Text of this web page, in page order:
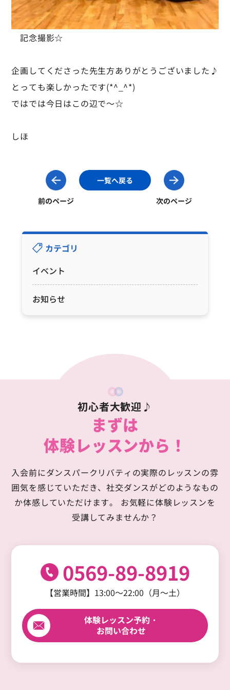
記念撮影☆
企画してくださった先生方ありがとうございました♪
とっても楽しかったです(*^_^*)
ではでは今日はこの辺で～☆
しほ
前のページ
一覧へ戻る
次のページ
カテゴリ
イベント
お知らせ
初心者大歓迎♪
まずは
体験レッスンから！
入会前にダンスパークリバティの実際のレッスンの雰
囲気を感じていただき、社交ダンスがどのようなもの
か体感していただけます。
お気軽に体験レッスンを
受講してみませんか？
0569-89-8919
【営業時間】13:00～22:00（月～土）
体験レッスン予約・
お問い合わせ